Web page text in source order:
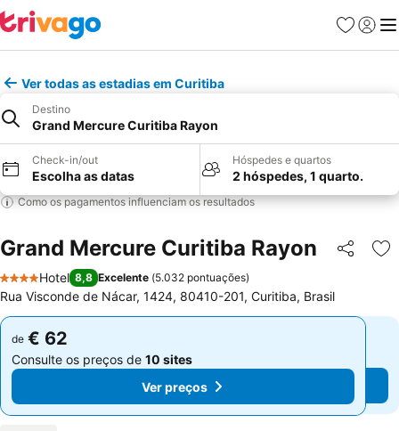
Favoritos
Iniciar
Ver todas as estadias em Curitiba
Destino
Grand Mercure Curitiba Rayon
Check-in/out
Escolha as datas
Hóspedes e quartos
2 hóspedes, 1 quarto.
Como os pagamentos influenciam os resultados
Grand Mercure Curitiba Rayon Partilhar
4 Estrelas
Hotel 8,8 Excelente (5.032 pontuações)
Rua Visconde de Nácar, 1424, 80410-201, Curitiba, Brasil
de € 62
Consulte os preços de 10 sites
Ver preços
de € 62
Consulte os preços de 10 sites
Ver preços